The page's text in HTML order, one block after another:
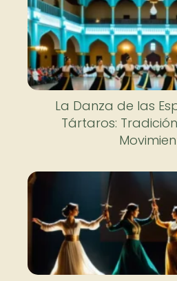
La Danza de las
Tártaros: